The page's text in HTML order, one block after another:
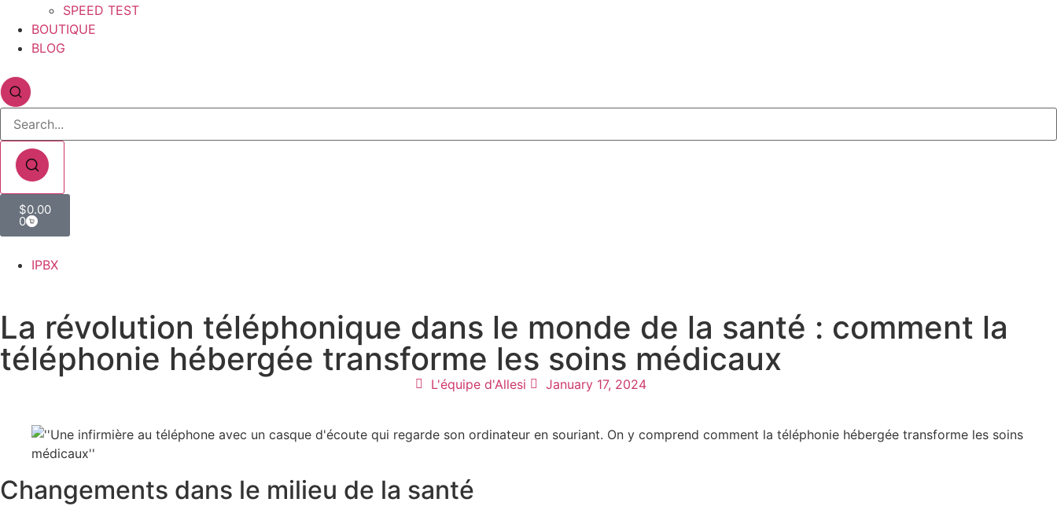
SPEED TEST
BOUTIQUE
BLOG
$0.00
0
IPBX
La révolution téléphonique dans le monde de la santé : comment la
téléphonie hébergée transforme les soins médicaux
L'équipe d'Allesi January 17, 2024
Changements dans le milieu de la santé